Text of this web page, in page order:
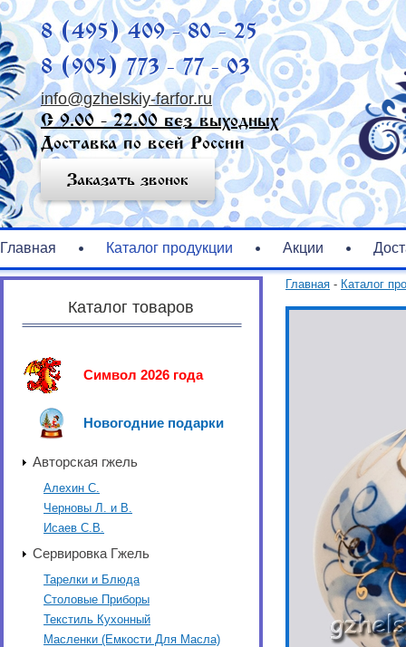
8 (495) 409 - 80 - 25
8 (905) 773 - 77 - 03
info@gzhelskiy-farfor.ru
С 9.00 - 22.00 без выходных
Доставка по всей России
Заказать звонок
Главная Каталог продукции Акции
Каталог товаров
Символ 2026 года
Новогодние подарки
Авторская гжель
Алехин С.
Черновы Л. и В.
Исаев С.В.
Сервировка Гжель
Тарелки и Блюда
Столовые Приборы
Текстиль Кухонный
Масленки (Емкости Для Масла)
Главная - Каталог